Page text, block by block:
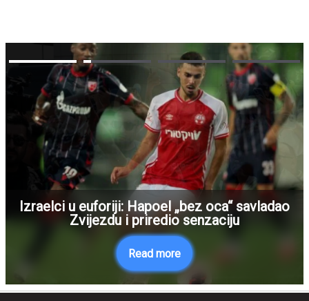
Izraelci u euforiji: Hapoel „bez oca“ savladao
Zvijezdu i priredio senzaciju
Read more